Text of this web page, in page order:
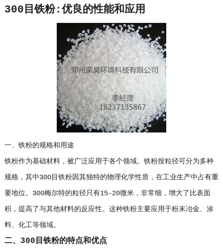
300目铁粉:优良的性能和应用
一、铁粉的规格和用途
铁粉作为基础材料，被广泛应用于各个领域。铁粉按粒径可分为多种
规格，其中300目铁粉因其独特的物理化学性质，在工业生产中占有重
要地位。300梅尔特的粒径只有15-20微米，非常细，增大了比表面
积，提高了与其他材料的反应性。这种铁粉主要应用于粉末冶金、涂
料、化工等领域。
二、300目铁粉的特点和优点